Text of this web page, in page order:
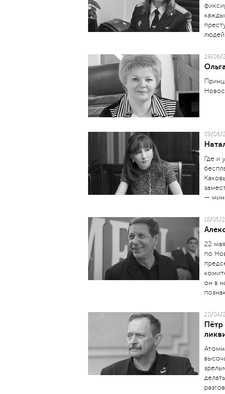
людей.
29/06/
09/06/
Где и
—
18/05/
22
по
он в
20/04/